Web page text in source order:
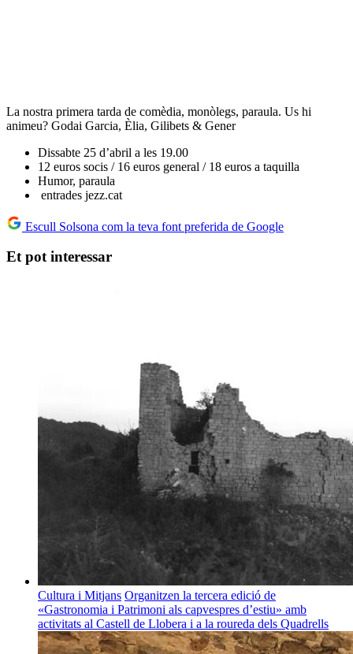
La nostra primera tarda de comèdia, monòlegs, paraula. Us hi
animeu? Godai Garcia, Èlia, Gilibets & Gener
Dissabte 25 d’abril a les 19.00
12 euros socis / 16 euros general / 18 euros a taquilla
Humor, paraula
entrades jezz.cat
Escull Solsona com la teva font preferida de Google
Et pot interessar
Cultura i Mitjans Organitzen la tercera edició de
«Gastronomia i Patrimoni als capvespres d’estiu» amb
activitats al Castell de Llobera i a la roureda dels Quadrells